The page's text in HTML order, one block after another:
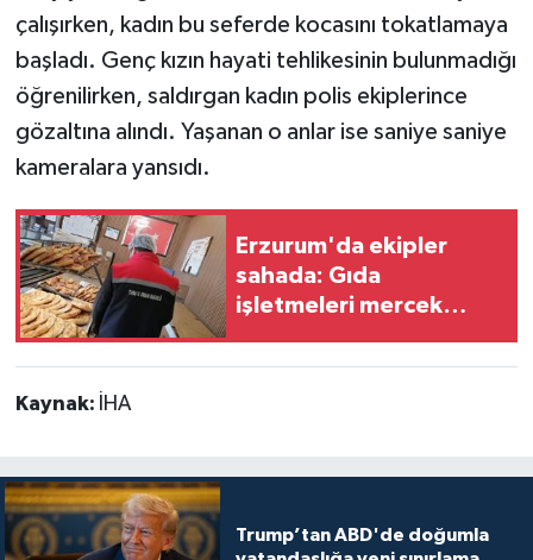
çalışırken, kadın bu seferde kocasını tokatlamaya
başladı. Genç kızın hayati tehlikesinin bulunmadığı
öğrenilirken, saldırgan kadın polis ekiplerince
gözaltına alındı. Yaşanan o anlar ise saniye saniye
kameralara yansıdı.
Erzurum'da ekipler
sahada: Gıda
işletmeleri mercek
Kaynak: İHA
Trump’tan ABD'de doğumla